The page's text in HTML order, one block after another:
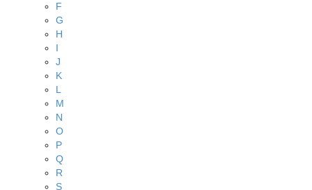
F
G
H
I
J
K
L
M
N
O
P
Q
R
S